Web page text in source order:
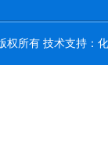
权所有 技术支持：